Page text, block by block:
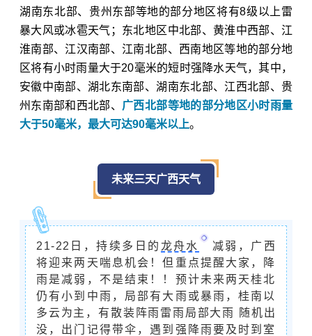
湖南东北部、贵州东部等地的部分地区将有8级以上雷
暴大风或冰雹天气 ；东北地区中北部、黄淮中西部、 江
淮南部、 江汉南部、江南北部、西南地区等地的部分地
区将有小时雨量大于20毫米的短时强降水天气，其中，
安徽中南部、湖北东南部、湖南东北部、江西北部、贵
州东南部和西北部、 广西北部等地的部分地区小时雨量
大于50毫米，最大可达90毫米以上。
未来三天广西天气
21-22日，持续多日的 龙舟水
减弱，广西
将迎来两天喘息机会！但重点提醒大家，降
雨是减弱，不是结束！！预计未来两天桂北
仍有小到中雨，局部有大雨或暴雨，桂南以
多云为主，有散装 阵雨雷雨局部大雨 随机出
没，出门记得带伞，遇到强降雨要及时到室